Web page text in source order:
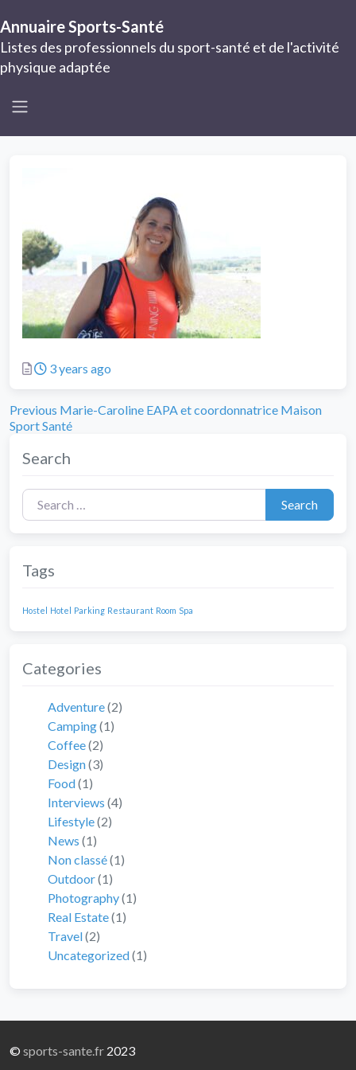
Annuaire Sports-Santé
Listes des professionnels du sport-santé et de l'activité
physique adaptée
Posted
3 years ago
Navigation
de
l’article
Previous Previous
post:
Marie-Caroline EAPA et coordonnatrice Maison
Sport Santé
Search
Search for:
Search
Tags
Hostel Hotel Parking Restaurant Room Spa
Categories
Adventure(2)
Camping(1)
Coffee(2)
Design(3)
Food(1)
Interviews (4)
Lifestyle(2)
News (1)
Non classé(1)
Outdoor(1)
Photography(1)
Real Estate(1)
Travel(2)
Uncategorized(1)
© sports-sante.fr 2023